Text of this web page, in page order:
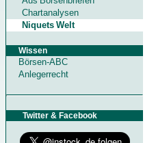
Chartanalysen
Niquets Welt
Wissen
Börsen-ABC
Anlegerrecht
Twitter & Facebook